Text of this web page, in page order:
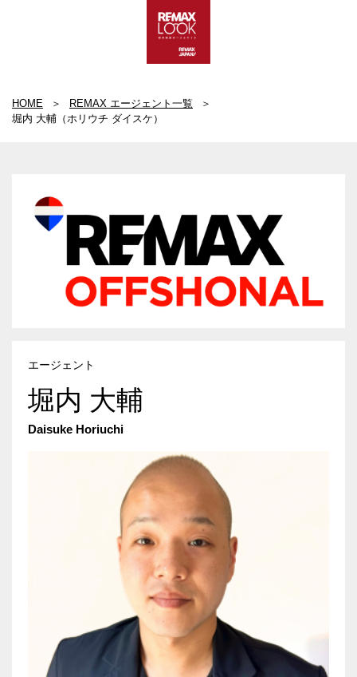
HOME
REMAX エージェント一覧
堀内 大輔（ホリウチ ダイスケ）
エージェント
堀内 大輔
Daisuke Horiuchi